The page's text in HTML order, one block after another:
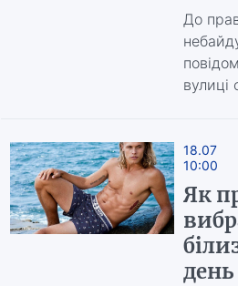
До
вулиці
18.07
10:00
Як
день